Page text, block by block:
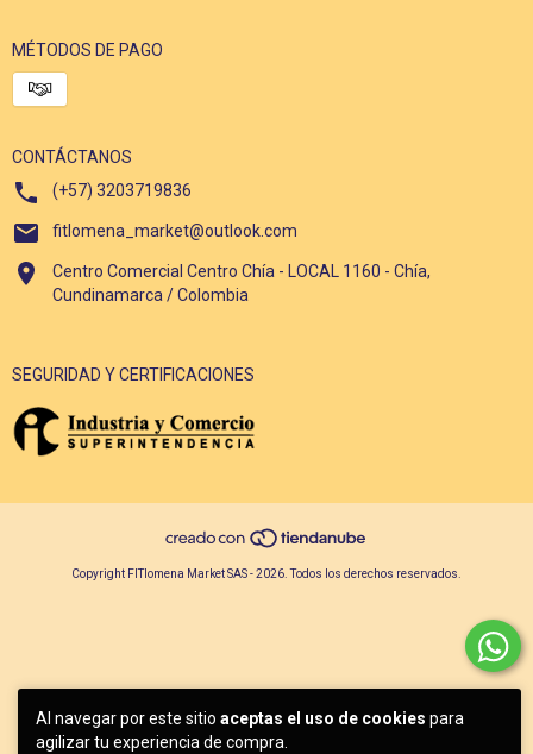
Al navegar por este sitio aceptas el uso de cookies para
agilizar tu experiencia de compra.
MÉTODOS DE PAGO
CONTÁCTANOS
(+57) 3203719836
fitlomena_market@outlook.com
Centro Comercial Centro Chía - LOCAL 1160 - Chía,
Cundinamarca / Colombia
SEGURIDAD Y CERTIFICACIONES
Copyright FITlomena Market SAS - 2026. Todos los derechos reservados.